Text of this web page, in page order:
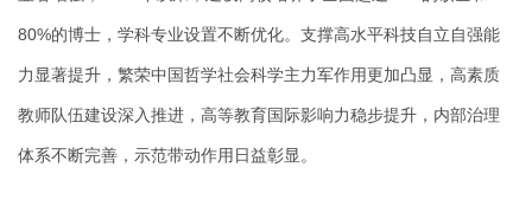
80%的博士，学科专业设置不断优化。支撑高水平科技自立自强能
力显著提升，繁荣中国哲学社会科学主力军作用更加凸显，高素质
教师队伍建设深入推进，高等教育国际影响力稳步提升，内部治理
体系不断完善，示范带动作用日益彰显。